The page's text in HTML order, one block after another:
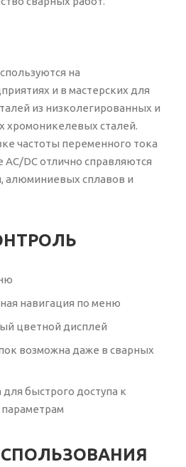
на
и в мастерских для
из низколегированных и
хромоникелевых сталей.
частоты переменного тока
AC/DC отлично справляются
алюминиевых сплавов и
навигация по меню
цветной дисплей
возможна даже в сварных
быстрого доступа к